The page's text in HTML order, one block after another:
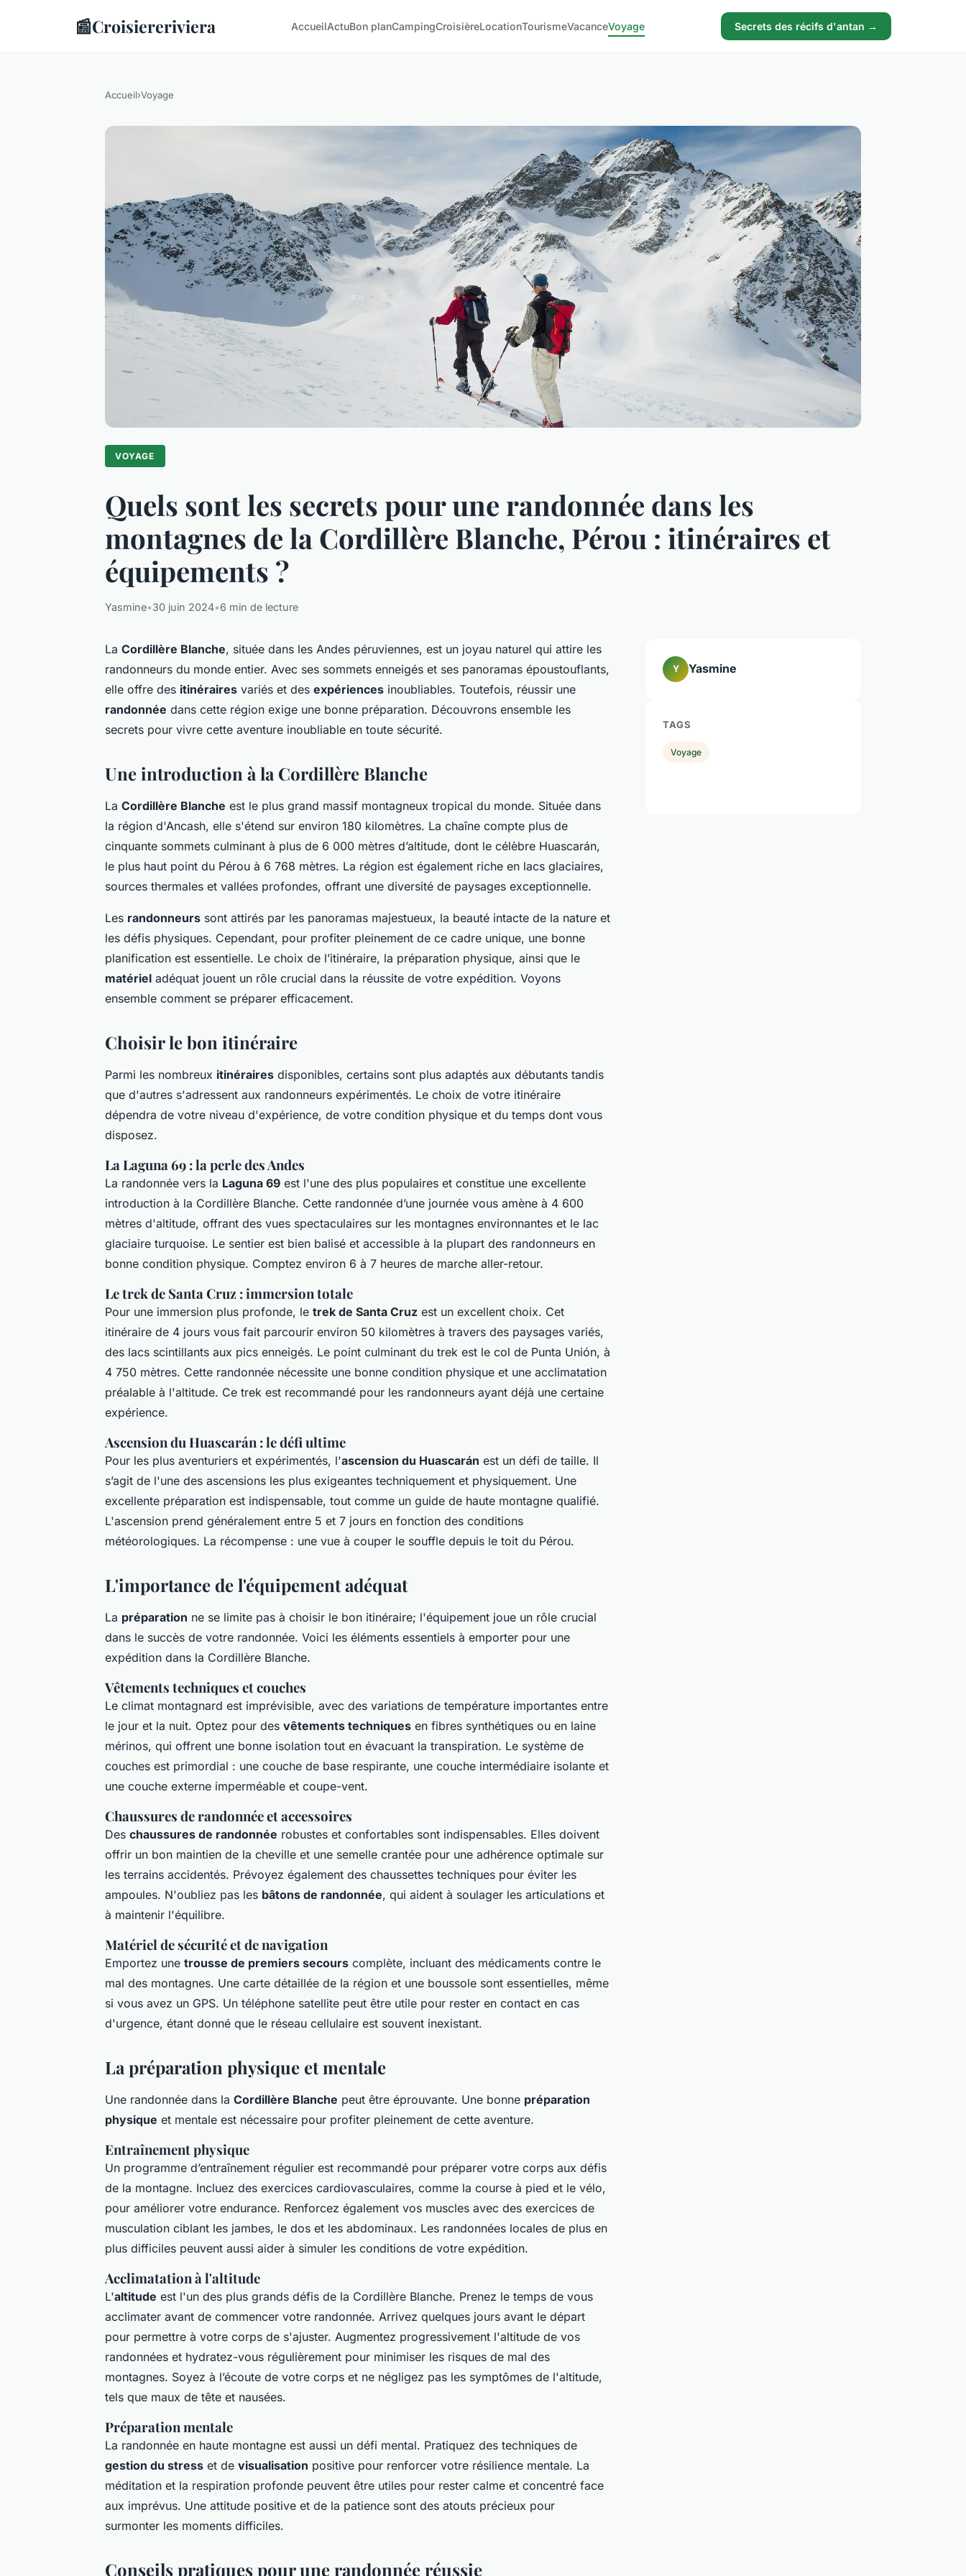
📰Croisiereriviera AccueilActuBon planCampingCroisièreLocationTourismeVacanceVoyage Secrets des récifs d'antan →
Accueil›Voyage
VOYAGE
Quels sont les secrets pour une randonnée dans les
montagnes de la Cordillère Blanche, Pérou : itinéraires et
équipements ?
Yasmine•30 juin 2024•6 min de lecture
La Cordillère Blanche, située dans les Andes péruviennes, est un joyau naturel qui attire les
randonneurs du monde entier. Avec ses sommets enneigés et ses panoramas époustouflants,
elle offre des itinéraires variés et des expériences inoubliables. Toutefois, réussir une
randonnée dans cette région exige une bonne préparation. Découvrons ensemble les
secrets pour vivre cette aventure inoubliable en toute sécurité.
Une introduction à la Cordillère Blanche
La Cordillère Blanche est le plus grand massif montagneux tropical du monde. Située dans
la région d'Ancash, elle s'étend sur environ 180 kilomètres. La chaîne compte plus de
cinquante sommets culminant à plus de 6 000 mètres d’altitude, dont le célèbre Huascarán,
le plus haut point du Pérou à 6 768 mètres. La région est également riche en lacs glaciaires,
sources thermales et vallées profondes, offrant une diversité de paysages exceptionnelle.
Les randonneurs sont attirés par les panoramas majestueux, la beauté intacte de la nature et
les défis physiques. Cependant, pour profiter pleinement de ce cadre unique, une bonne
planification est essentielle. Le choix de l’itinéraire, la préparation physique, ainsi que le
matériel adéquat jouent un rôle crucial dans la réussite de votre expédition. Voyons
ensemble comment se préparer efficacement.
Choisir le bon itinéraire
Parmi les nombreux itinéraires disponibles, certains sont plus adaptés aux débutants tandis
que d'autres s'adressent aux randonneurs expérimentés. Le choix de votre itinéraire
dépendra de votre niveau d'expérience, de votre condition physique et du temps dont vous
disposez.
La Laguna 69 : la perle des Andes
La randonnée vers la Laguna 69 est l'une des plus populaires et constitue une excellente
introduction à la Cordillère Blanche. Cette randonnée d’une journée vous amène à 4 600
mètres d'altitude, offrant des vues spectaculaires sur les montagnes environnantes et le lac
glaciaire turquoise. Le sentier est bien balisé et accessible à la plupart des randonneurs en
bonne condition physique. Comptez environ 6 à 7 heures de marche aller-retour.
Le trek de Santa Cruz : immersion totale
Pour une immersion plus profonde, le trek de Santa Cruz est un excellent choix. Cet
itinéraire de 4 jours vous fait parcourir environ 50 kilomètres à travers des paysages variés,
des lacs scintillants aux pics enneigés. Le point culminant du trek est le col de Punta Unión, à
4 750 mètres. Cette randonnée nécessite une bonne condition physique et une acclimatation
préalable à l'altitude. Ce trek est recommandé pour les randonneurs ayant déjà une certaine
expérience.
Ascension du Huascarán : le défi ultime
Pour les plus aventuriers et expérimentés, l'ascension du Huascarán est un défi de taille. Il
s’agit de l'une des ascensions les plus exigeantes techniquement et physiquement. Une
excellente préparation est indispensable, tout comme un guide de haute montagne qualifié.
L'ascension prend généralement entre 5 et 7 jours en fonction des conditions
météorologiques. La récompense : une vue à couper le souffle depuis le toit du Pérou.
L'importance de l'équipement adéquat
La préparation ne se limite pas à choisir le bon itinéraire; l'équipement joue un rôle crucial
dans le succès de votre randonnée. Voici les éléments essentiels à emporter pour une
expédition dans la Cordillère Blanche.
Vêtements techniques et couches
Le climat montagnard est imprévisible, avec des variations de température importantes entre
le jour et la nuit. Optez pour des vêtements techniques en fibres synthétiques ou en laine
mérinos, qui offrent une bonne isolation tout en évacuant la transpiration. Le système de
couches est primordial : une couche de base respirante, une couche intermédiaire isolante et
une couche externe imperméable et coupe-vent.
Chaussures de randonnée et accessoires
Des chaussures de randonnée robustes et confortables sont indispensables. Elles doivent
offrir un bon maintien de la cheville et une semelle crantée pour une adhérence optimale sur
les terrains accidentés. Prévoyez également des chaussettes techniques pour éviter les
ampoules. N'oubliez pas les bâtons de randonnée, qui aident à soulager les articulations et
à maintenir l'équilibre.
Matériel de sécurité et de navigation
Emportez une trousse de premiers secours complète, incluant des médicaments contre le
mal des montagnes. Une carte détaillée de la région et une boussole sont essentielles, même
si vous avez un GPS. Un téléphone satellite peut être utile pour rester en contact en cas
d'urgence, étant donné que le réseau cellulaire est souvent inexistant.
La préparation physique et mentale
Une randonnée dans la Cordillère Blanche peut être éprouvante. Une bonne préparation
physique et mentale est nécessaire pour profiter pleinement de cette aventure.
Entraînement physique
Un programme d’entraînement régulier est recommandé pour préparer votre corps aux défis
de la montagne. Incluez des exercices cardiovasculaires, comme la course à pied et le vélo,
pour améliorer votre endurance. Renforcez également vos muscles avec des exercices de
musculation ciblant les jambes, le dos et les abdominaux. Les randonnées locales de plus en
plus difficiles peuvent aussi aider à simuler les conditions de votre expédition.
Acclimatation à l'altitude
L'altitude est l'un des plus grands défis de la Cordillère Blanche. Prenez le temps de vous
acclimater avant de commencer votre randonnée. Arrivez quelques jours avant le départ
pour permettre à votre corps de s'ajuster. Augmentez progressivement l'altitude de vos
randonnées et hydratez-vous régulièrement pour minimiser les risques de mal des
montagnes. Soyez à l’écoute de votre corps et ne négligez pas les symptômes de l'altitude,
tels que maux de tête et nausées.
Préparation mentale
La randonnée en haute montagne est aussi un défi mental. Pratiquez des techniques de
gestion du stress et de visualisation positive pour renforcer votre résilience mentale. La
méditation et la respiration profonde peuvent être utiles pour rester calme et concentré face
aux imprévus. Une attitude positive et de la patience sont des atouts précieux pour
surmonter les moments difficiles.
Conseils pratiques pour une randonnée réussie
Y Yasmine
TAGS
Voyage